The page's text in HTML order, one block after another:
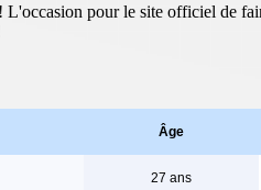
pour le site officiel de
Âge
27 ans